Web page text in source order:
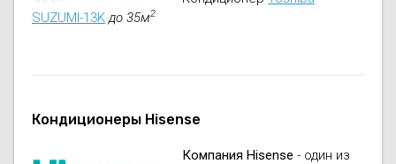
SUZUMI-13K до 35м2
Кондиционеры Hisense
Компания Hisense - один из